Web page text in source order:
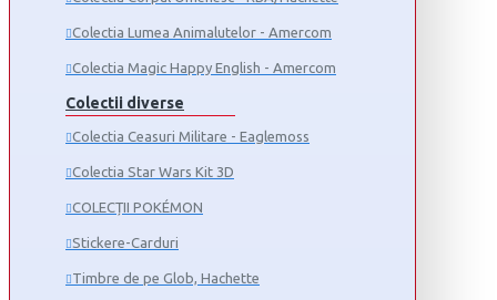
Colectia Lumea Animalutelor - Amercom
Colectia Magic Happy English - Amercom
Colectii diverse
Colectia Ceasuri Militare - Eaglemoss
Colectia Star Wars Kit 3D
COLECȚII POKÉMON
Stickere-Carduri
Timbre de pe Glob, Hachette